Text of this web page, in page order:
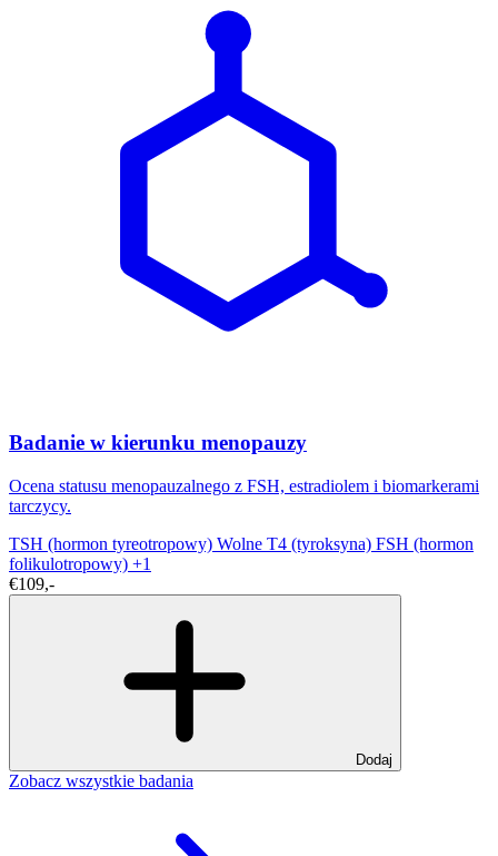
Badanie w kierunku menopauzy
Ocena statusu menopauzalnego z FSH, estradiolem i biomarkerami
tarczycy.
TSH (hormon tyreotropowy) Wolne T4 (tyroksyna) FSH (hormon
folikulotropowy) +1
€109,-
Dodaj
Zobacz wszystkie badania